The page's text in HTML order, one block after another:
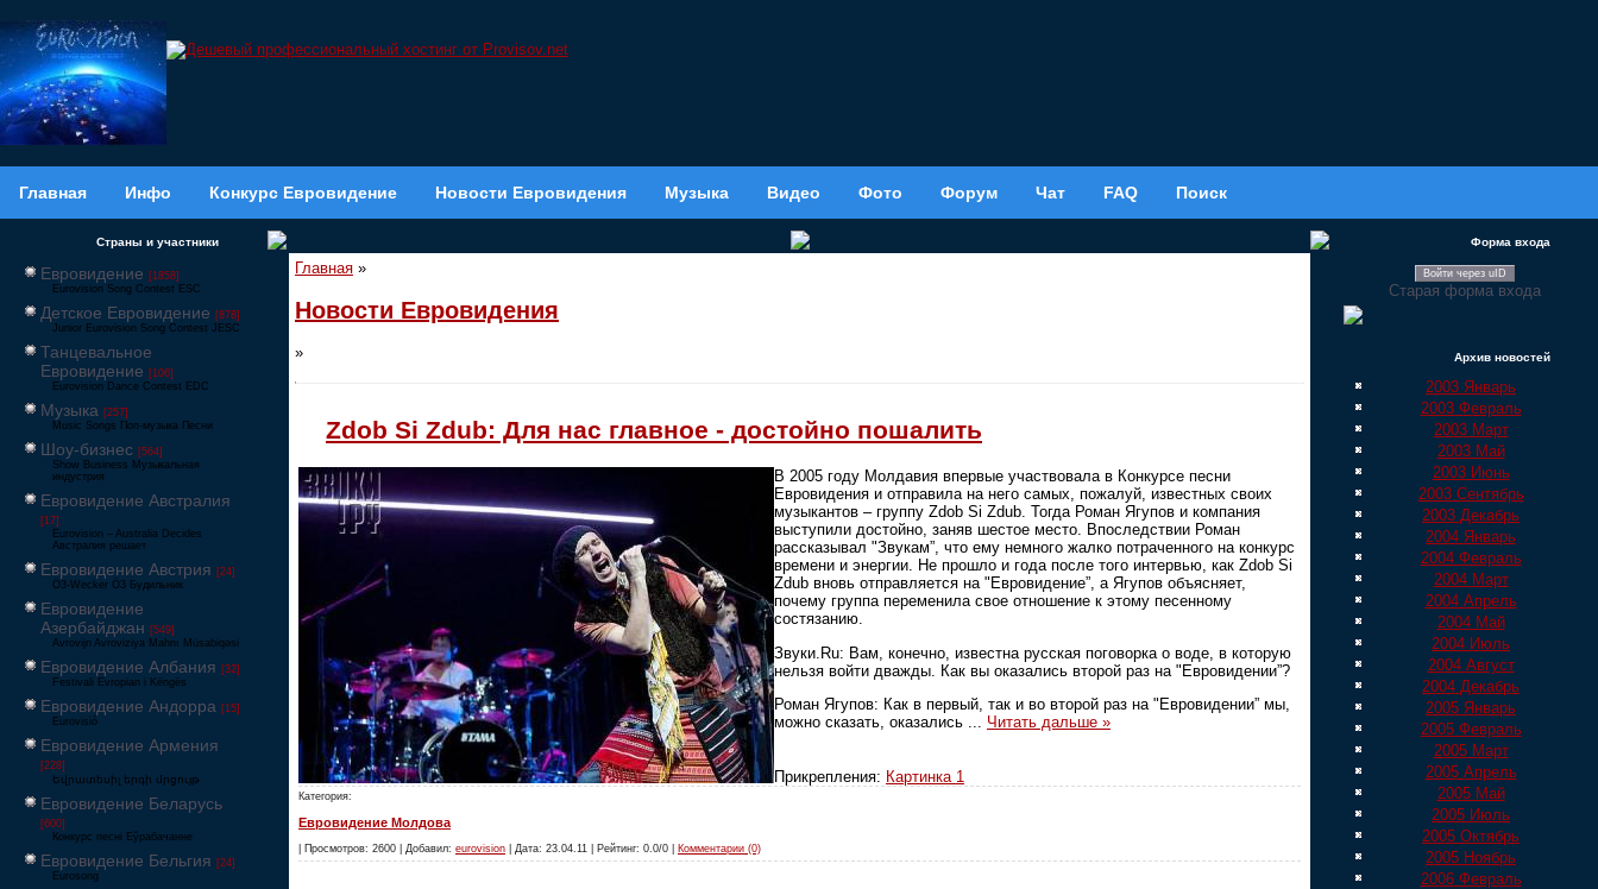
Главная Инфо Конкурс Евровидение Новости Евровидения Музыка Видео Фото Форум Чат FAQ Поиск
Страны и участники
Евровидение [1858]
Eurovision Song Contest ESC
Детское Евровидение [878]
Junior Eurovision Song Contest JESC
Танцевальное
Евровидение [106]
Eurovision Dance Contest EDC
Музыка [257]
Music Songs Поп-музыка Песни
Шоу-бизнес [564]
Show Business Музыкальная
индустрия
Евровидение Австралия
[17]
Eurovision – Australia Decides
Австралия решает
Евровидение Австрия [24]
Ö3-Wecker Ö3 Будильник
Евровидение
Азербайджан [549]
Avrovijn Avroviziya Mahnı Müsabiqəsi
Евровидение Албания [32]
Festivali Evropian i Këngës
Евровидение Андорра [15]
Eurovisió
Евровидение Армения
[228]
Եվրատեսիլ երգի մրցույթ
Евровидение Беларусь
[600]
Конкурс песні Еўрабачанне
Евровидение Бельгия [24]
Eurosong
Главная »
Новости Евровидения
»
Zdob Si Zdub: Для нас главное - достойно пошалить
В 2005 году Молдавия впервые участвовала в Конкурсе песни
Евровидения и отправила на него самых, пожалуй, известных своих
музыкантов – группу Zdob Si Zdub. Тогда Роман Ягупов и компания
выступили достойно, заняв шестое место. Впоследствии Роман
рассказывал "Звукам”, что ему немного жалко потраченного на конкурс
времени и энергии. Не прошло и года после того интервью, как Zdob Si
Zdub вновь отправляется на "Евровидение”, а Ягупов объясняет,
почему группа переменила свое отношение к этому песенному
состязанию.
Звуки.Ru: Вам, конечно, известна русская поговорка о воде, в которую
нельзя войти дважды. Как вы оказались второй раз на "Евровидении”?
Роман Ягупов: Как в первый, так и во второй раз на "Евровидении” мы,
можно сказать, оказались
Читать дальше »
Прикрепления: Картинка 1
Категория:
Евровидение Молдова
| Просмотров: 2600 | Добавил: eurovision | Дата: 23.04.11 | Рейтинг: 0.0/0 | Комментарии (0)
Форма входа
Войти через uID
Старая форма входа
Архив новостей
2003 Январь
2003 Февраль
2003 Март
2003 Май
2003 Июнь
2003 Сентябрь
2003 Декабрь
2004 Январь
2004 Февраль
2004 Март
2004 Апрель
2004 Май
2004 Июль
2004 Август
2004 Декабрь
2005 Январь
2005 Февраль
2005 Март
2005 Апрель
2005 Май
2005 Июль
2005 Октябрь
2005 Ноябрь
2006 Февраль